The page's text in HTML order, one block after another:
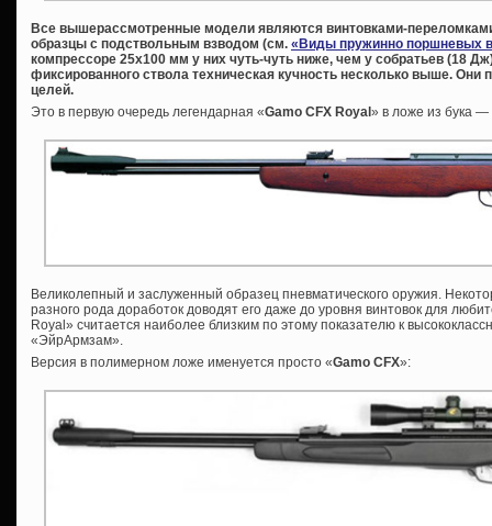
Все вышерассмотренные модели являются винтовками-
образцы с подствольным взводом (см. «Виды пружинно поршневых
компрессоре 25х100 мм у них чуть-чуть ниже, чем у собратьев (18
фиксированного ствола техническая кучность несколько выше. Они
целей.
Это в первую очередь легендарная «Gamo CFX Royal» в ложе из бука —
Великолепный и заслуженный образец пневматического оружия.
разного рода доработок доводят его даже до уровня винтовок для
Royal» считается наиболее близким по этому показателю к
«ЭйрАрмзам».
Версия в полимерном ложе именуется просто «Gamo CFX»: